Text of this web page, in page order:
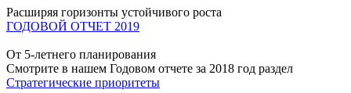
Расширяя горизонты устойчивого роста
ГОДОВОЙ ОТЧЕТ 2019
От 5-летнего планирования
Смотрите в нашем Годовом отчете за 2018 год раздел
Стратегические приоритеты